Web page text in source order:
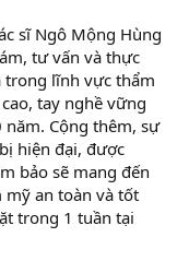
sĩ Ngô Mộng Hùng
tư vấn và thực
trong lĩnh vực thẩm
tay nghề vững
Cộng thêm, sự
hiện đại, được
bảo sẽ mang đến
mỹ an toàn và tốt
trong 1 tuần tại